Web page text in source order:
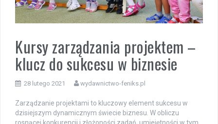
Kursy zarządzania projektem –
klucz do sukcesu w biznesie
28 lutego 2021 wydawnictwo-feniks.pl
Zarządzanie projektami to kluczowy element sukcesu w
dzisiejszym dynamicznym świecie biznesu. W obliczu